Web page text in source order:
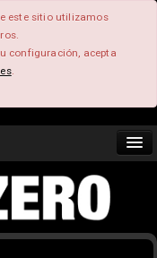
este sitio utilizamos
configuración, acepta
.